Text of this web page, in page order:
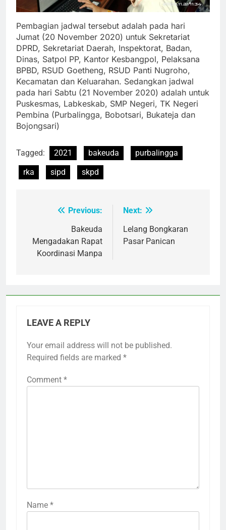
Pembagian jadwal tersebut adalah pada hari
Jumat (20 November 2020) untuk Sekretariat
DPRD, Sekretariat Daerah, Inspektorat, Badan,
Dinas, Satpol PP, Kantor Kesbangpol, Pelaksana
BPBD, RSUD Goetheng, RSUD Panti Nugroho,
Kecamatan dan Keluarahan. Sedangkan jadwal
pada hari Sabtu (21 November 2020) adalah untuk
Puskesmas, Labkeskab, SMP Negeri, TK Negeri
Pembina (Purbalingga, Bobotsari, Bukateja dan
Bojongsari)
Tagged: 2021 bakeuda
purbalingga
rka
sipd skpd
navigation
Previous:
Bakeuda
Mengadakan Rapat
Koordinasi Manpa
Next:
Lelang Bongkaran
Pasar Panican
LEAVE A REPLY
Your email address will not be published.
Required fields are marked *
Comment *
Name *